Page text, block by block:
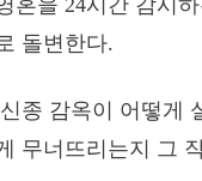
혼을 24시간 감시
돌변한다.
종 감옥이 어떻게
무너뜨리는지 그